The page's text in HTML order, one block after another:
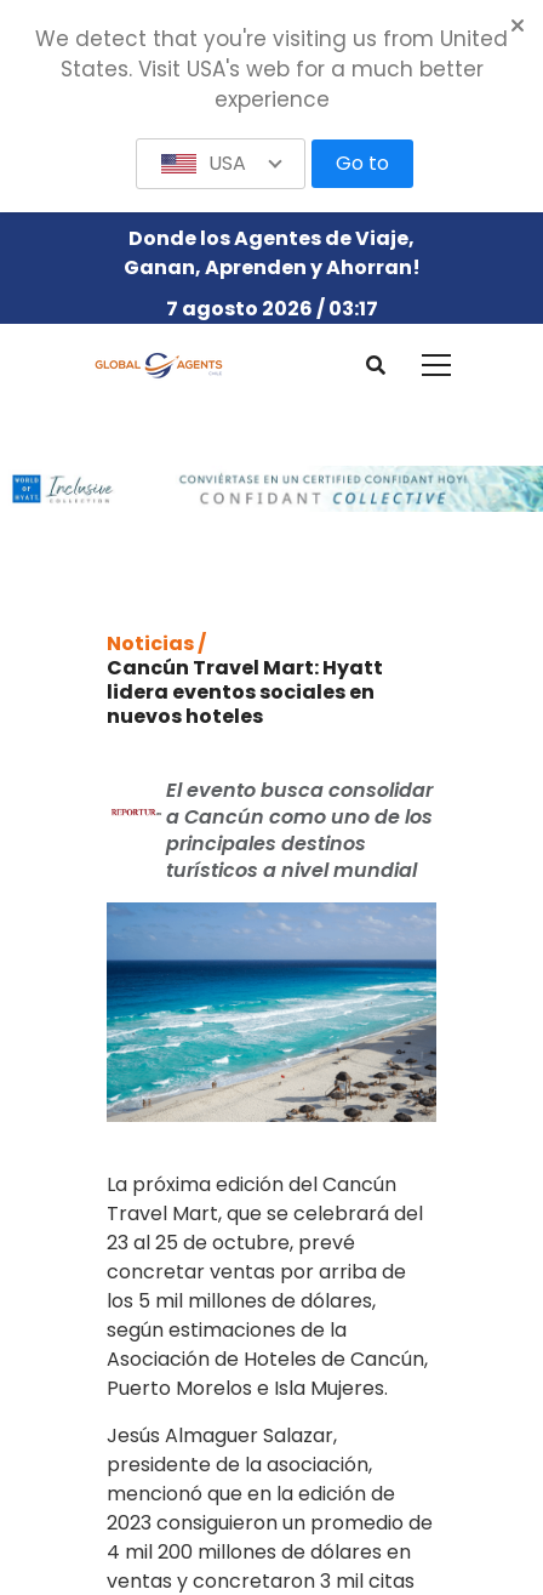
Donde los Agentes de Viaje,
Ganan, Aprenden y Ahorran!
7 agosto 2026 / 03:17
Noticias /
Cancún Travel Mart: Hyatt
lidera eventos sociales en
nuevos hoteles
El evento busca consolidar
a Cancún como uno de los
principales destinos
turísticos a nivel mundial
La próxima edición del Cancún
Travel Mart, que se celebrará del
23 al 25 de octubre, prevé
concretar ventas por arriba de
los 5 mil millones de dólares,
según estimaciones de la
Asociación de Hoteles de Cancún,
Puerto Morelos e Isla Mujeres.
Jesús Almaguer Salazar,
presidente de la asociación,
mencionó que en la edición de
2023 consiguieron un promedio de
4 mil 200 millones de dólares en
ventas y concretaron 3 mil citas
We detect that you're visiting us from United
States. Visit USA's web for a much better
experience
USA Go to